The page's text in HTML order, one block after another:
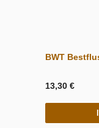
BWT
13,30 €